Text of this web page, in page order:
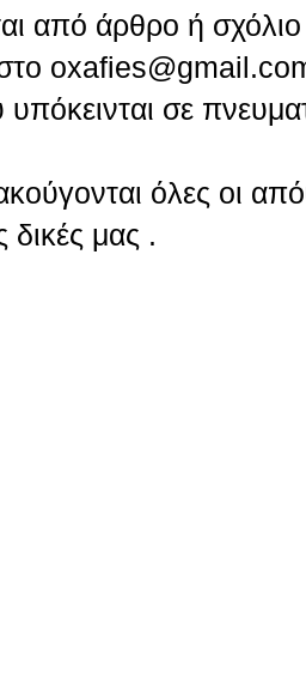
από άρθρο ή
σε
όλες οι
δικές μας .